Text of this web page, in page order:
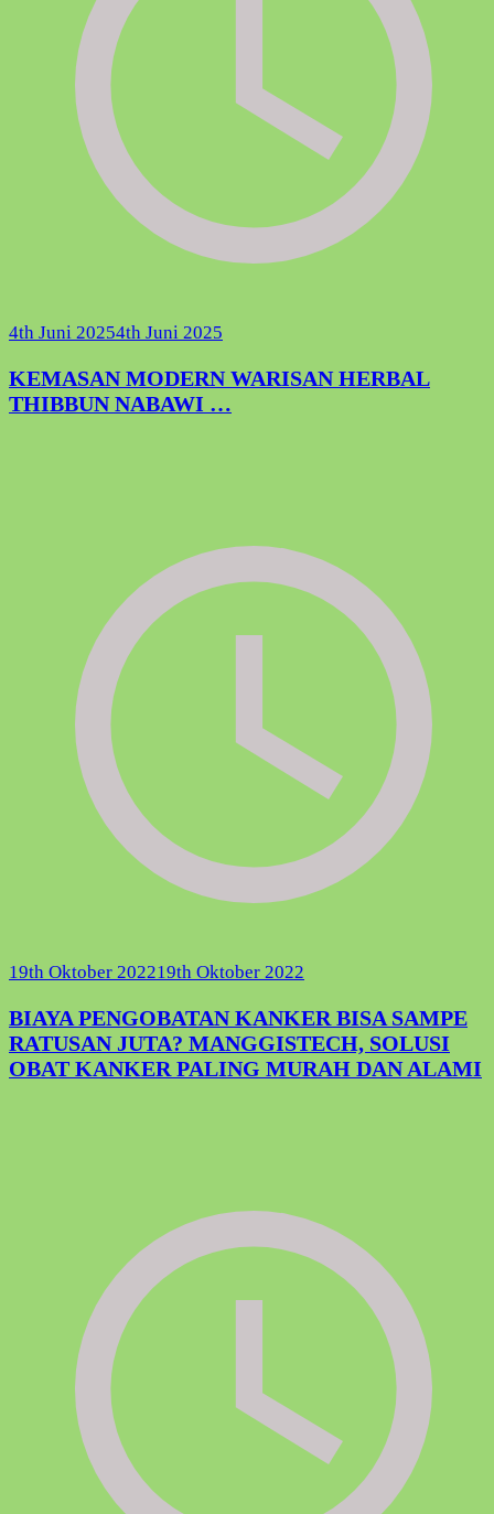
4th Juni 20254th Juni 2025
KEMASAN MODERN WARISAN HERBAL
THIBBUN NABAWI …
19th Oktober 202219th Oktober 2022
BIAYA PENGOBATAN KANKER BISA SAMPE
RATUSAN JUTA? MANGGISTECH, SOLUSI
OBAT KANKER PALING MURAH DAN ALAMI